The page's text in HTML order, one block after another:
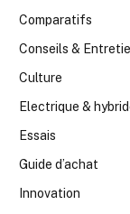
Comparatifs
Conseils &
Culture
Electrique &
Essais
Guide d’achat
Innovation